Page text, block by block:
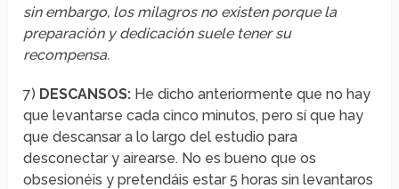
sin embargo, los milagros no existen porque la
preparación y dedicación suele tener su
recompensa.
7) DESCANSOS: He dicho anteriormente que no hay
que levantarse cada cinco minutos, pero sí que hay
que descansar a lo largo del estudio para
desconectar y airearse. No es bueno que os
obsesionéis y pretendáis estar 5 horas sin levantaros